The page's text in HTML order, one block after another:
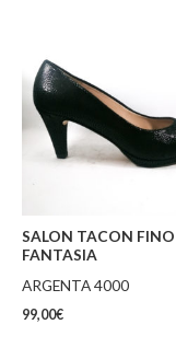
SALON TACON FINO
FANTASIA
ARGENTA 4000
99,00€